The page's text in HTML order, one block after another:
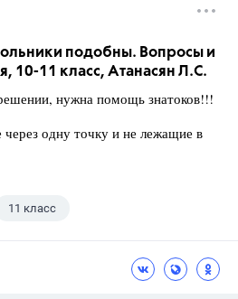
подобны. Вопросы и
10-11 класс, Атанасян Л.С.
нужна помощь знатоков!!!
одну точку и не лежащие в
11 класс